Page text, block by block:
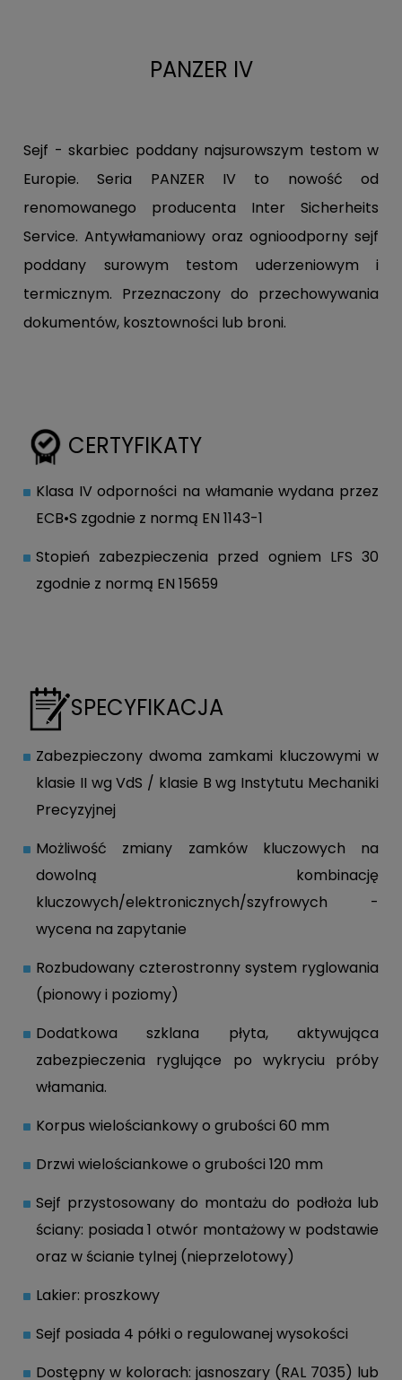
PANZER IV
Sejf - skarbiec poddany najsurowszym testom w
Europie.Seria PANZER IV to nowość od
renomowanego producenta Inter Sicherheits
Service. Antywłamaniowy oraz ognioodporny sejf
poddany surowym testom uderzeniowym i
termicznym. Przeznaczony do przechowywania
dokumentów, kosztowności lub broni.
CERTYFIKATY
Klasa IV odporności na włamanie wydana przez
ECB•S zgodnie z normą EN 1143-1
Stopień zabezpieczenia przed ogniem LFS 30
zgodnie z normą EN 15659
SPECYFIKACJA
Zabezpieczony dwoma zamkami kluczowymi w
klasie II wg VdS / klasie B wg Instytutu Mechaniki
Precyzyjnej
Możliwość zmiany zamków kluczowych na
dowolną kombinację
kluczowych/elektronicznych/szyfrowych -
wycena na zapytanie
Rozbudowany czterostronny system ryglowania
(pionowy i poziomy)
Dodatkowa szklana płyta, aktywująca
zabezpieczenia ryglujące po wykryciu próby
włamania.
Korpus wielościankowy o grubości 60 mm
Drzwi wielościankowe o grubości 120 mm
Sejf przystosowany do montażu do podłoża lub
ściany: posiada 1 otwór montażowy w podstawie
oraz w ścianie tylnej (nieprzelotowy)
Lakier: proszkowy
Sejf posiada 4 półki o regulowanej wysokości
Dostępny w kolorach: jasnoszary (RAL 7035) lub